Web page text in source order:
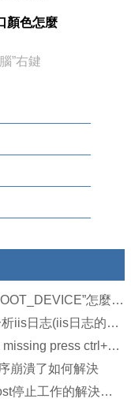
顏色怎麼
”右鍵
Win10藍屏提示“INACCESSIBLE_BOOT_DEVICE”怎麼處理？
網站運維工具使用iis日志分析工具分析iis日志(iis日志的配置)
電腦開機的時候一直顯示 bootmgr is missing press ctrl+alt+der
崩潰了如何解決
win8.1升級win10遇modern setup host停止工作的解決辦法